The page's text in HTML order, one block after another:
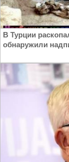
В Турции
обнаружили